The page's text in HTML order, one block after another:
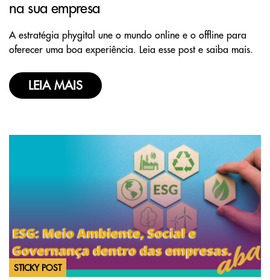
na sua empresa
A estratégia phygital une o mundo online e o offline para
oferecer uma boa experiência. Leia esse post e saiba mais.
LEIA MAIS
STICKY POST